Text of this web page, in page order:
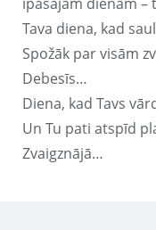
Tava diena, kad
Spožāk par visām
Debesīs…
Diena, kad Tavs
Un Tu pati atspīd
Zvaigznājā…